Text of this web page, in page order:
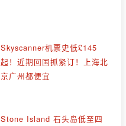
Skyscanner机票史低£145
起！近期回国抓紧订！上海北
京广州都便宜
Stone Island 石头岛低至四